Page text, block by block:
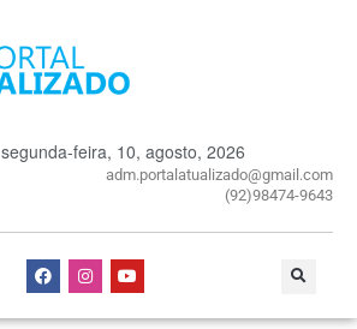
segunda-feira, 10, agosto, 2026
adm.portalatualizado@gmail.com
(92)98474-9643